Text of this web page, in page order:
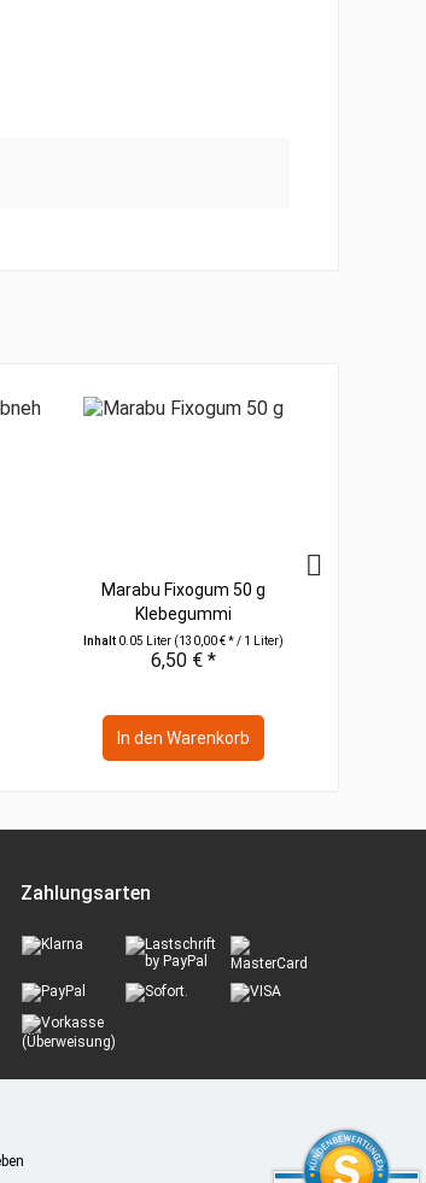
Marabu Fixogum 50 g
Klebegummi
Inhalt 0.05 Liter (130,00 € * / 1 Liter)
6,50 € *
In den Warenkorb
Zahlungsarten